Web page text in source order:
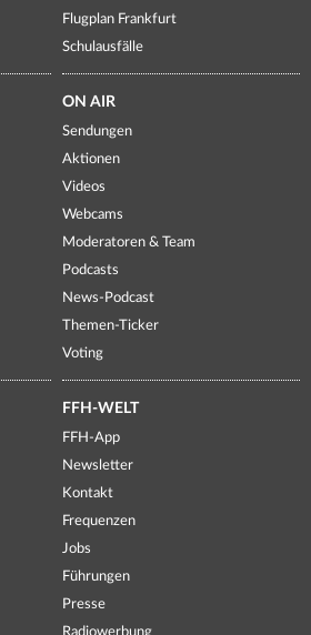
Flugplan Frankfurt
Schulausfälle
ON AIR
Sendungen
Aktionen
Videos
Webcams
Moderatoren & Team
Podcasts
News-Podcast
Themen-Ticker
Voting
FFH-WELT
FFH-App
Newsletter
Kontakt
Frequenzen
Jobs
Führungen
Presse
Radiowerbung